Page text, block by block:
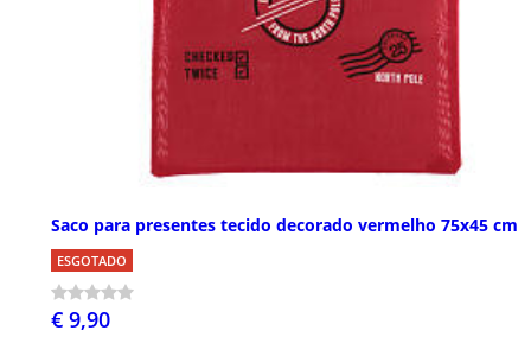
Saco para presentes tecido decorado vermelho 75x45 cm
ESGOTADO
€ 9,90